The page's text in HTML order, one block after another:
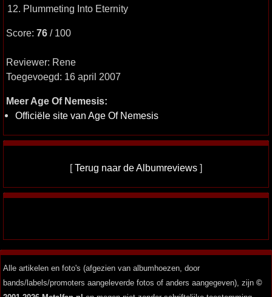
12. Plummeting Into Eternity
Score: 76 / 100
Reviewer: Rene
Toegevoegd: 16 april 2007
Meer Age Of Nemesis:
Officiële site van Age Of Nemesis
[Terug naar de Albumreviews ]
Alle artikelen en foto's (afgezien van albumhoezen, door
bands/labels/promoters aangeleverde fotos of anders aangegeven), zijn ©